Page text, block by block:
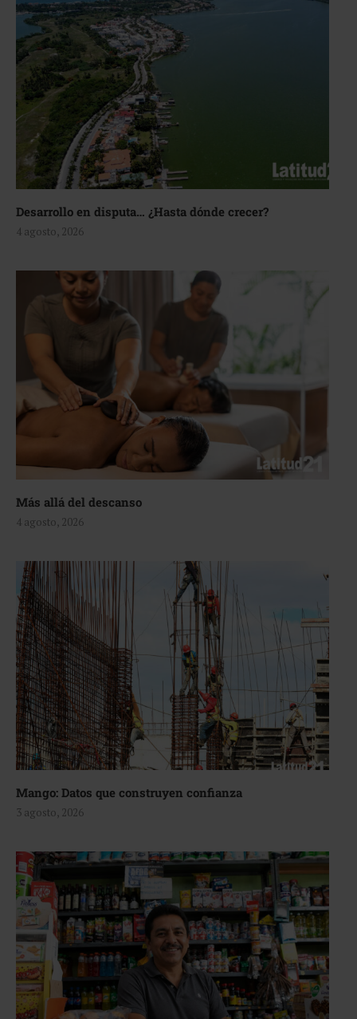
Desarrollo en disputa… ¿Hasta dónde crecer?
4 agosto, 2026
Más allá del descanso
4 agosto, 2026
Mango: Datos que construyen confianza
3 agosto, 2026